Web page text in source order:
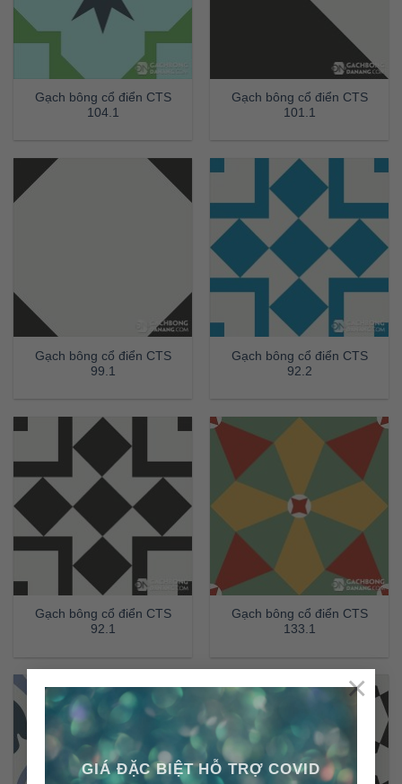
GIÁ ĐẶC BIỆT HỖ TRỢ COVID
×
Gạch bông cổ điển CTS
104.1
Gạch bông cổ điển CTS
101.1
Gạch bông cổ điển CTS
99.1
Gạch bông cổ điển CTS
92.2
Gạch bông cổ điển CTS
92.1
Gạch bông cổ điển CTS
133.1